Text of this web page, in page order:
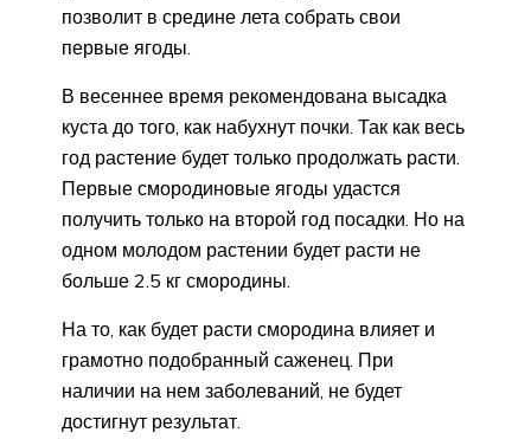
позволит в средине лета собрать свои
первые ягоды.
В весеннее время рекомендована высадка
куста до того, как набухнут почки. Так как весь
год растение будет только продолжать расти.
Первые смородиновые ягоды удастся
получить только на второй год посадки. Но на
одном молодом растении будет расти не
больше 2.5 кг смородины.
На то, как будет расти смородина влияет и
грамотно подобранный саженец. При
наличии на нем заболеваний, не будет
достигнут результат.